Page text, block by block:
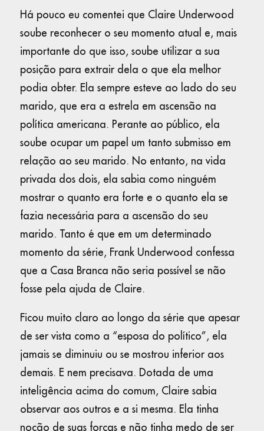
Há pouco eu comentei que Claire Underwood
soube reconhecer o seu momento atual e, mais
importante do que isso, soube utilizar a sua
posição para extrair dela o que ela melhor
podia obter. Ela sempre esteve ao lado do seu
marido, que era a estrela em ascensão na
política americana. Perante ao público, ela
soube ocupar um papel um tanto submisso em
relação ao seu marido. No entanto, na vida
privada dos dois, ela sabia como ninguém
mostrar o quanto era forte e o quanto ela se
fazia necessária para a ascensão do seu
marido. Tanto é que em um determinado
momento da série, Frank Underwood confessa
que a Casa Branca não seria possível se não
fosse pela ajuda de Claire.
Ficou muito claro ao longo da série que apesar
de ser vista como a “esposa do político”, ela
jamais se diminuiu ou se mostrou inferior aos
demais. E nem precisava. Dotada de uma
inteligência acima do comum, Claire sabia
observar aos outros e a si mesma. Ela tinha
noção de suas forças e não tinha medo de ser